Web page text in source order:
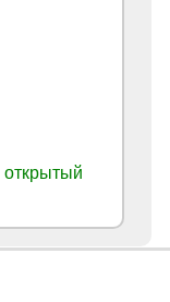
открытый